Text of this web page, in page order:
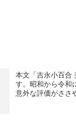
本文「吉永小百合
す。昭和から令和
意外な評価がささ